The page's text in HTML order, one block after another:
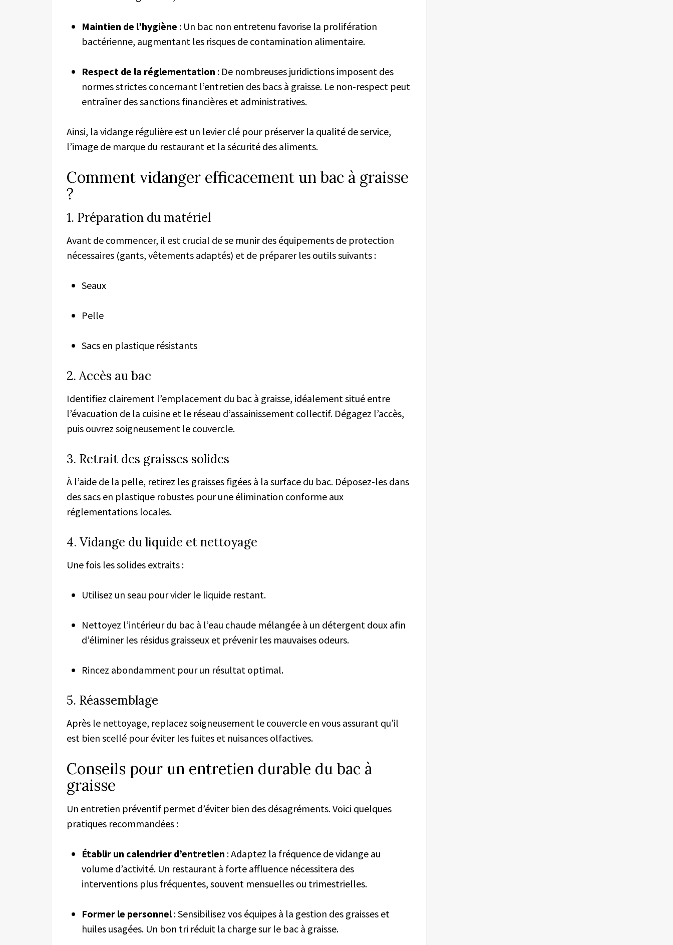
Maintien de l’hygiène : Un bac non entretenu favorise la prolifération
bactérienne, augmentant les risques de contamination alimentaire.
Respect de la réglementation : De nombreuses juridictions imposent des
normes strictes concernant l’entretien des bacs à graisse. Le non-respect peut
entraîner des sanctions financières et administratives.
Ainsi, la vidange régulière est un levier clé pour préserver la qualité de service,
l’image de marque du restaurant et la sécurité des aliments.
Comment vidanger efficacement un bac à graisse
?
1. Préparation du matériel
Avant de commencer, il est crucial de se munir des équipements de protection
nécessaires (gants, vêtements adaptés) et de préparer les outils suivants :
Seaux
Pelle
Sacs en plastique résistants
2. Accès au bac
Identifiez clairement l’emplacement du bac à graisse, idéalement situé entre
l’évacuation de la cuisine et le réseau d’assainissement collectif. Dégagez l’accès,
puis ouvrez soigneusement le couvercle.
3. Retrait des graisses solides
À l’aide de la pelle, retirez les graisses figées à la surface du bac. Déposez-les dans
des sacs en plastique robustes pour une élimination conforme aux
réglementations locales.
4. Vidange du liquide et nettoyage
Une fois les solides extraits :
Utilisez un seau pour vider le liquide restant.
Nettoyez l’intérieur du bac à l’eau chaude mélangée à un détergent doux afin
d’éliminer les résidus graisseux et prévenir les mauvaises odeurs.
Rincez abondamment pour un résultat optimal.
5. Réassemblage
Après le nettoyage, replacez soigneusement le couvercle en vous assurant qu’il
est bien scellé pour éviter les fuites et nuisances olfactives.
Conseils pour un entretien durable du bac à
graisse
Un entretien préventif permet d’éviter bien des désagréments. Voici quelques
pratiques recommandées :
Établir un calendrier d’entretien : Adaptez la fréquence de vidange au
volume d’activité. Un restaurant à forte affluence nécessitera des
interventions plus fréquentes, souvent mensuelles ou trimestrielles.
Former le personnel : Sensibilisez vos équipes à la gestion des graisses et
huiles usagées. Un bon tri réduit la charge sur le bac à graisse.